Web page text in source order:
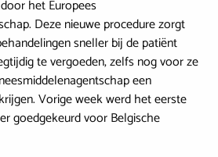
het Europees
Deze nieuwe procedure zorgt
sneller bij de patiënt
te vergoeden, zelfs nog voor ze
een
Vorige week werd het eerste
goedgekeurd voor Belgische